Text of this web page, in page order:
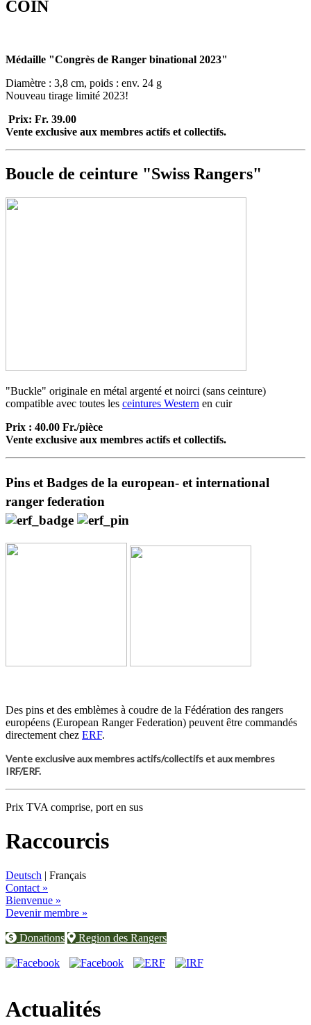
COIN
Médaille "Congrès de Ranger binational 2023"
Diamètre : 3,8 cm, poids : env. 24 g
Nouveau tirage limité 2023!
Prix: Fr. 39.00
Vente exclusive aux membres actifs et collectifs.
Boucle de ceinture "Swiss Rangers"
"Buckle" originale en métal argenté et noirci (sans ceinture)
compatible avec toutes les ceintures Western en cuir
Prix : 40.00 Fr./pièce
Vente exclusive aux membres actifs et collectifs.
Pins et Badges de la european- et international
ranger federation
Des pins et des emblèmes à coudre de la Fédération des rangers
européens (European Ranger Federation) peuvent être commandés
directement chez ERF.
Vente exclusive aux membres actifs/collectifs et aux membres
IRF/ERF.
Prix TVA comprise, port en sus
Raccourcis
Deutsch | Français
Contact »
Bienvenue »
Devenir membre »
Donations Region des Rangers
Actualités